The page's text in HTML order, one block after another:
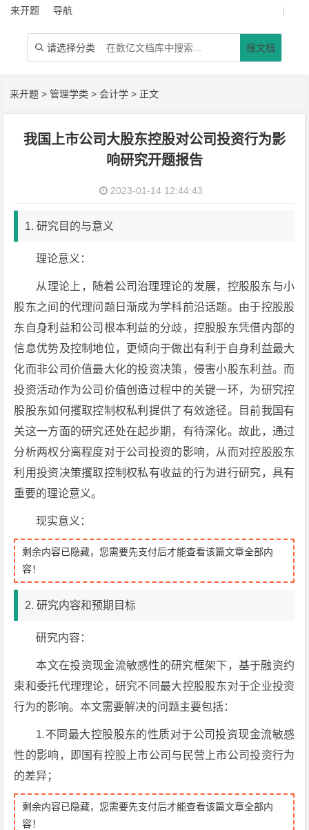
来开题 导航 |
 请选择分类 搜文档
来开题 >管理学类 >会计学 > 正文
我国上市公司大股东控股对公司投资行为影
响研究开题报告
2023-01-14 12:44:43
1. 研究目的与意义
理论意义：
从理论上，随着公司治理理论的发展，控股股东与小
股东之间的代理问题日渐成为学科前沿话题。由于控股股
东自身利益和公司根本利益的分歧，控股股东凭借内部的
信息优势及控制地位，更倾向于做出有利于自身利益最大
化而非公司价值最大化的投资决策，侵害小股东利益。而
投资活动作为公司价值创造过程中的关键一环，为研究控
股股东如何攫取控制权私利提供了有效途径。目前我国有
关这一方面的研究还处在起步期，有待深化。故此，通过
分析两权分离程度对于公司投资的影响，从而对控股股东
利用投资决策攫取控制权私有收益的行为进行研究，具有
重要的理论意义。
现实意义：
剩余内容已隐藏，您需要先支付后才能查看该篇文章全部内
容！
2. 研究内容和预期目标
研究内容：
本文在投资现金流敏感性的研究框架下，基于融资约
束和委托代理理论，研究不同最大控股股东对于企业投资
行为的影响。本文需要解决的问题主要包括：
1.不同最大控股股东的性质对于公司投资现金流敏感
性的影响，即国有控股上市公司与民营上市公司投资行为
的差异；
剩余内容已隐藏，您需要先支付后才能查看该篇文章全部内
容！